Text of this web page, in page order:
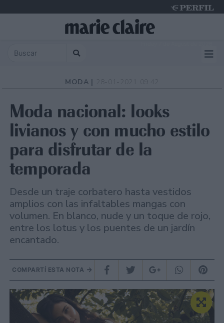
MODA |
Moda nacional: looks
livianos y con mucho estilo
para disfrutar de la
temporada
Desde un traje corbatero hasta vestidos
amplios con las infaltables mangas con
volumen. En blanco, nude y un toque de rojo,
entre los lotus y los puentes de un jardín
encantado.
COMPARTÍ ESTA NOTA